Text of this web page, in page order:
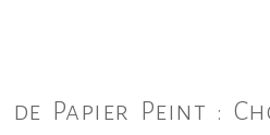
de Papier Peint :